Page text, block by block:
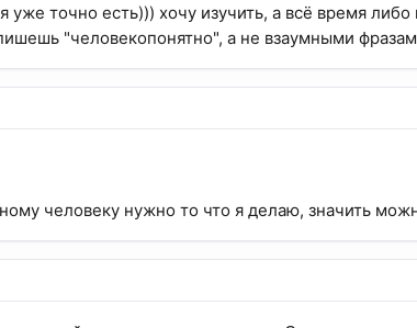
уже точно есть))) хочу изучить, а всё время
"человекопонятно", а не взаумными
человеку нужно то что я делаю, значить